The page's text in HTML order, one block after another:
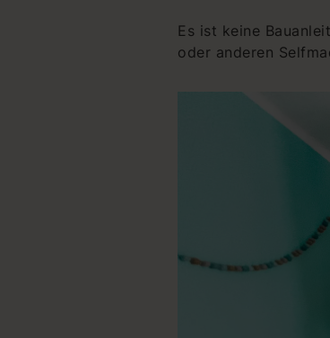
Es ist keine
oder anderen